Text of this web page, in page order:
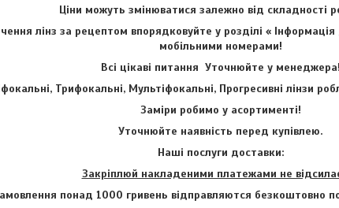
Ціни можуть змінюватися залежно від складності
лінз за рецептом впорядковуйте у розділі « Інформація
мобільними номерами!
Всі цікаві питання Уточнюйте у менеджера!
Трифокальні, Мультіфокальні, Прогресивні лінзи
Заміри робимо у асортименті!
Уточнюйте наявність перед купівлею.
Наші послуги доставки:
Закріплюй накладеними платежами не
понад 1000 гривень відправляются безкоштовно